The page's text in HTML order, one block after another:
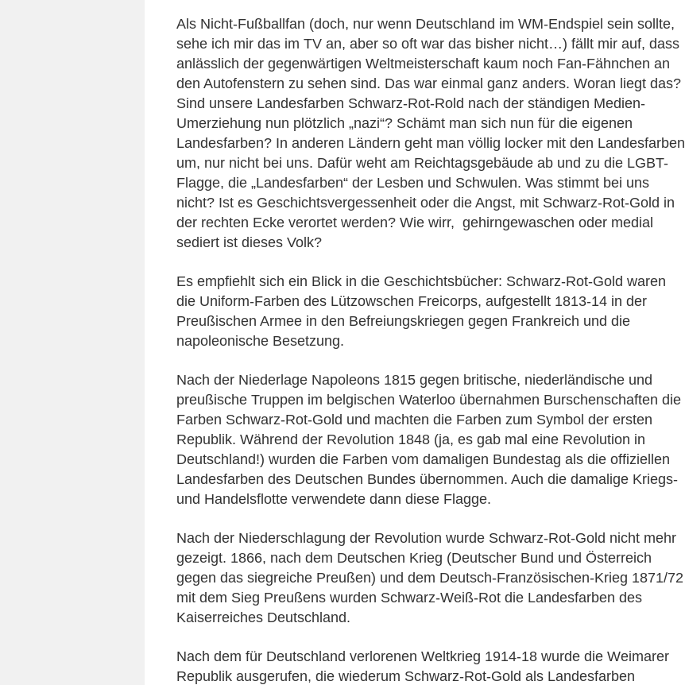
Als Nicht-Fußballfan (doch, nur wenn Deutschland im WM-Endspiel sein sollte,
sehe ich mir das im TV an, aber so oft war das bisher nicht…) fällt mir auf, dass
anlässlich der gegenwärtigen Weltmeisterschaft kaum noch Fan-Fähnchen an
den Autofenstern zu sehen sind. Das war einmal ganz anders. Woran liegt das?
Sind unsere Landesfarben Schwarz-Rot-Rold nach der ständigen Medien-
Umerziehung nun plötzlich „nazi“? Schämt man sich nun für die eigenen
Landesfarben? In anderen Ländern geht man völlig locker mit den Landesfarben
um, nur nicht bei uns. Dafür weht am Reichtagsgebäude ab und zu die LGBT-
Flagge, die „Landesfarben“ der Lesben und Schwulen. Was stimmt bei uns
nicht? Ist es Geschichtsvergessenheit oder die Angst, mit Schwarz-Rot-Gold in
der rechten Ecke verortet werden? Wie wirr, gehirngewaschen oder medial
sediert ist dieses Volk?
Es empfiehlt sich ein Blick in die Geschichtsbücher: Schwarz-Rot-Gold waren
die Uniform-Farben des Lützowschen Freicorps, aufgestellt 1813-14 in der
Preußischen Armee in den Befreiungskriegen gegen Frankreich und die
napoleonische Besetzung.
Nach der Niederlage Napoleons 1815 gegen britische, niederländische und
preußische Truppen im belgischen Waterloo übernahmen Burschenschaften die
Farben Schwarz-Rot-Gold und machten die Farben zum Symbol der ersten
Republik. Während der Revolution 1848 (ja, es gab mal eine Revolution in
Deutschland!) wurden die Farben vom damaligen Bundestag als die offiziellen
Landesfarben des Deutschen Bundes übernommen. Auch die damalige Kriegs-
und Handelsflotte verwendete dann diese Flagge.
Nach der Niederschlagung der Revolution wurde Schwarz-Rot-Gold nicht mehr
gezeigt. 1866, nach dem Deutschen Krieg (Deutscher Bund und Österreich
gegen das siegreiche Preußen) und dem Deutsch-Französischen-Krieg 1871/72
mit dem Sieg Preußens wurden Schwarz-Weiß-Rot die Landesfarben des
Kaiserreiches Deutschland.
Nach dem für Deutschland verlorenen Weltkrieg 1914-18 wurde die Weimarer
Republik ausgerufen, die wiederum Schwarz-Rot-Gold als Landesfarben